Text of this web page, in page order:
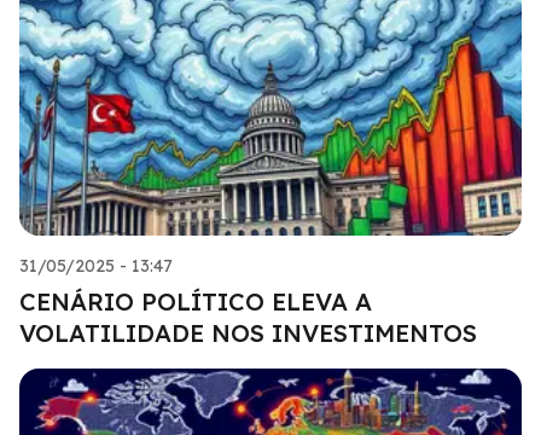
31/05/2025 - 13:47
CENÁRIO POLÍTICO ELEVA A
VOLATILIDADE NOS INVESTIMENTOS